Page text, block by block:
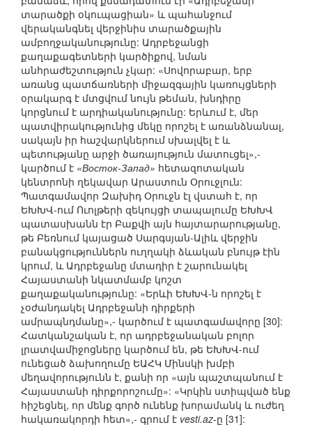
տարածքի օկուպացիան» և պահանջում
վերականգնել վերջինիս տարածքային
ամբողջականությունը: Ադրբեջանցի
քաղաքագետների կարծիքով, նման
անհրաժեշտություն չկար: «Սովորաբար, երբ
առանց պատճառների միջազգային կառույցների
օրակարգ է մտցվում նույն թեման, խնդիրը
կորցնում է արդիականությունը: Երևում է, մեր
պատվիրակությունից մեկը որոշել է առանձնանալ,
սակայն իր հաշվարկներում սխալվել է և
պետությանը արջի ծառայություն մատուցել»,-
կարծում է «Восток-Запад» հետազոտական
կենտրոնի ղեկավար Արաստուն Օրուջլուն:
Պատգամավոր Զախիդ Օրուջն էլ վստահ է, որ
ԵԽԽՎ-ում Ուոլթերի զեկույցի տապալումը ԵԽԽՎ
պատասխանն էր Բաքվի այն հայտարարությանը,
թե Բեռնում կայացած Սարգսյան-Ալիև վերջին
բանակցություններն ուղղակի ձևական բնույթ էին
կրում, և Ադրբեջանը մտադիր է շարունակել
Հայաստանի նկատմամբ կոշտ
քաղաքականությունը: «Երևի ԵԽԽՎ-ն որոշել է
չօժանդակել Ադրբեջանի դիրքերի
ամրապնդմանը»,- կարծում է պատգամավորը [30]:
Հատկանշական է, որ ադրբեջանական բոլոր
լրատվամիջոցները կարծում են, թե ԵԽԽՎ-ում
ունեցած ձախողումը ԵԱՀԿ Մինսկի խմբի
մեղավորությունն է, քանի որ «այն պաշտպանում է
Հայաստանի դիրքորոշումը»: «Կրկին ստիպված ենք
հիշեցնել, որ մենք գործ ունենք խորամանկ և ուժեղ
հակառակորդի հետ»,- գրում է vesti.az-ը [31]: